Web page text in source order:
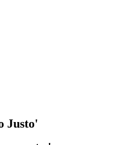
Justo'